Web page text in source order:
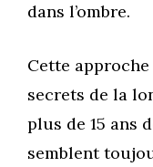
dans l’ombre.
Cette
secrets de la
plus de 15 ans
semblent